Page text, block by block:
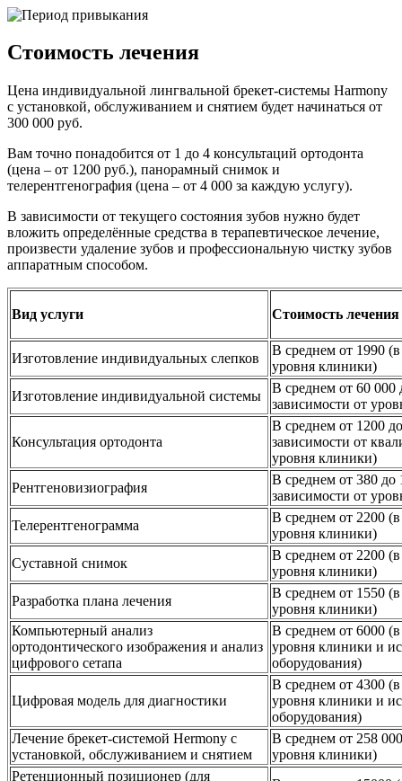
Стоимость лечения
Цена индивидуальной лингвальной брекет-системы Harmony
с установкой, обслуживанием и снятием будет начинаться от
300 000 руб.
Вам точно понадобится от 1 до 4 консультаций ортодонта
(цена – от 1200 руб.), панорамный снимок и
телерентгенография (цена – от 4 000 за каждую услугу).
В зависимости от текущего состояния зубов нужно будет
вложить определённые средства в терапевтическое лечение,
произвести удаление зубов и профессиональную чистку зубов
аппаратным способом.
Вид услуги Стоимость лечения
Изготовление индивидуальных слепков
В среднем от 1990
уровня клиники)
Изготовление индивидуальной системы
В среднем от 60 000
зависимости от
Консультация ортодонта
В среднем от 1200
зависимости от
уровня клиники)
Рентгеновизиография
В среднем от 380 до
зависимости от
Телерентгенограмма
В среднем от 2200
уровня клиники)
Суставной снимок
В среднем от 2200
уровня клиники)
Разработка плана лечения
В среднем от 1550
уровня клиники)
Компьютерный анализ
ортодонтического изображения и анализ
цифрового сетапа
В среднем от 6000
уровня клиники и
оборудования)
Цифровая модель для диагностики
В среднем от 4300
уровня клиники и
оборудования)
Лечение брекет-системой Hermony с
установкой, обслуживанием и снятием
В среднем от 258
уровня клиники)
Ретенционный позиционер (для